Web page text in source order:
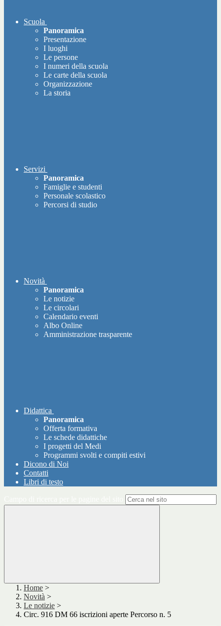
Scuola
Panoramica
Presentazione
I luoghi
Le persone
I numeri della scuola
Le carte della scuola
Organizzazione
La storia
Servizi
Panoramica
Famiglie e studenti
Personale scolastico
Percorsi di studio
Novità
Panoramica
Le notizie
Le circolari
Calendario eventi
Albo Online
Amministrazione trasparente
Didattica
Panoramica
Offerta formativa
Le schede didattiche
I progetti del Medi
Programmi svolti e compiti estivi
Dicono di Noi
Contatti
Libri di testo
Home >
Novità >
Le notizie >
Circ. 916 DM 66 iscrizioni aperte Percorso n. 5